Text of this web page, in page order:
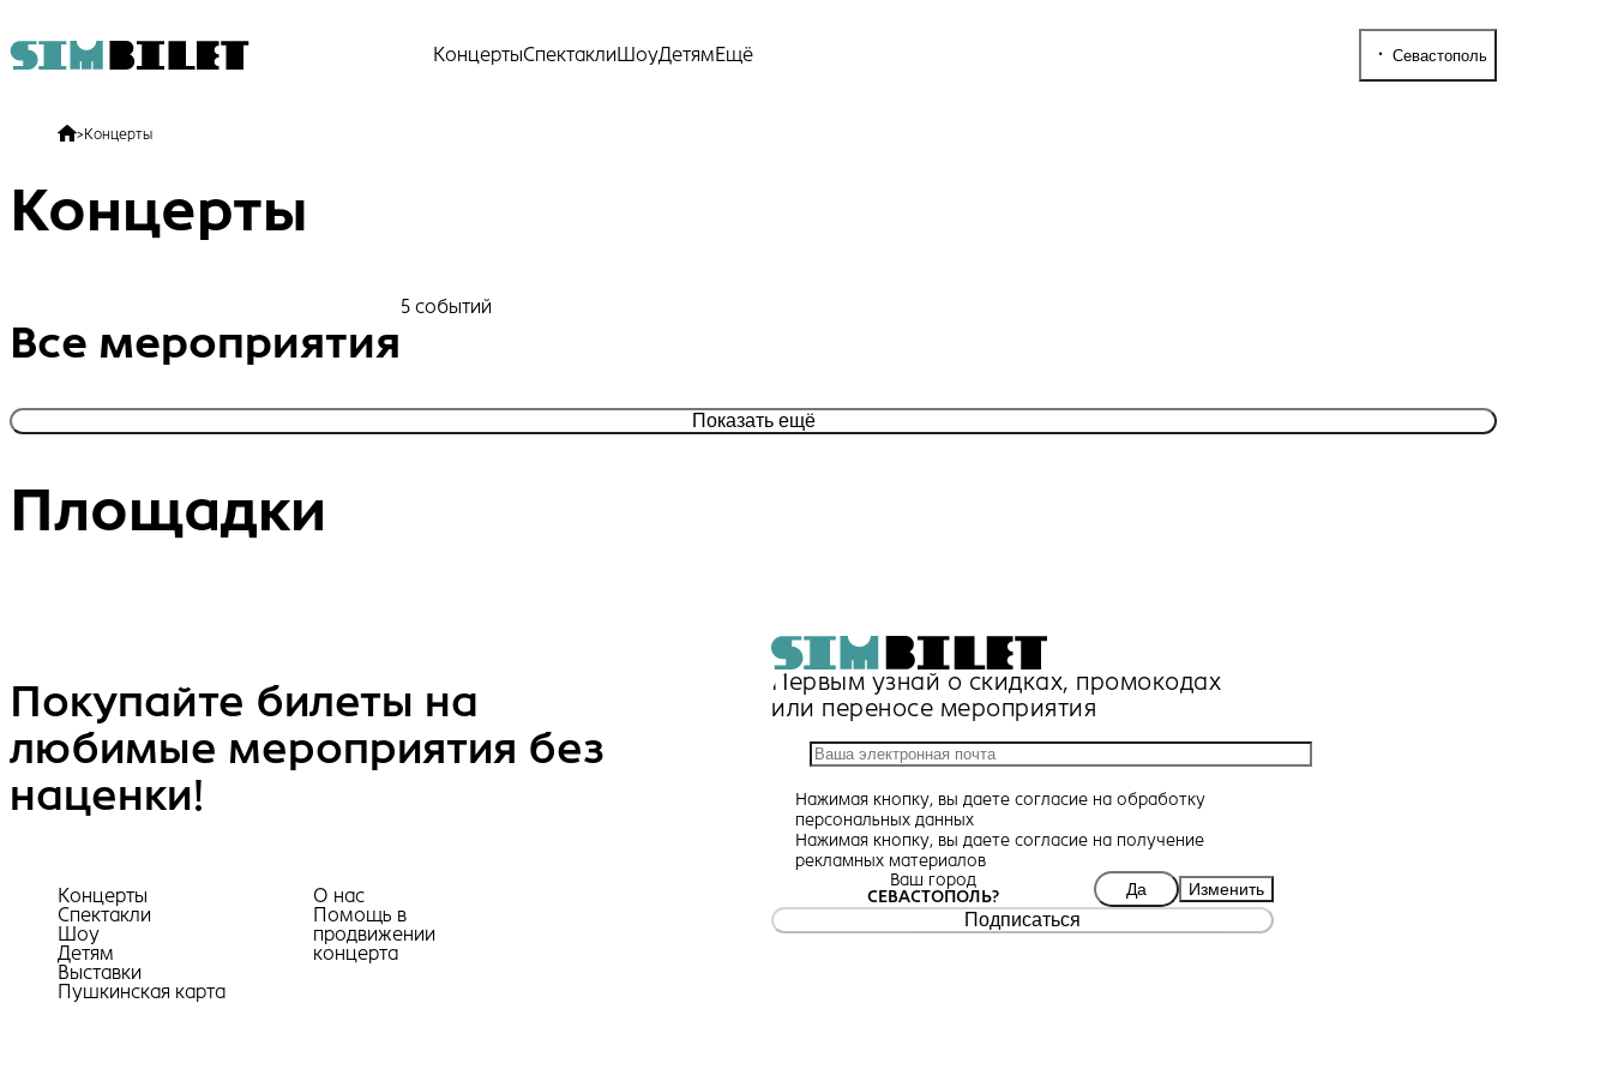
КонцертыСпектакли ШоуДетямЕщё Севастополь
> Концерты
Концерты
Все мероприятия
5 событий
Показать ещё
Площадки
Покупайте билеты на
любимые мероприятия без
наценки!
Концерты
Спектакли
Шоу
Детям
Выставки
Пушкинская карта
О нас
Помощь в
продвижении
концерта
Первым узнай о скидках, промокодах
или переносе мероприятия
Нажимая кнопку, вы даете согласие на обработку
персональных данных
Нажимая кнопку, вы даете согласие на получение
рекламных материалов
Ваш город
СЕВАСТОПОЛЬ?
Да Изменить
Подписаться